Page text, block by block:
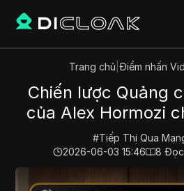
Trang chủ Điểm nhấn
Chiến lược Quảng
của Alex Hormozi
#Tiếp Thị Qua
2026-06-03 15:46
8
Chiến lược Quảng